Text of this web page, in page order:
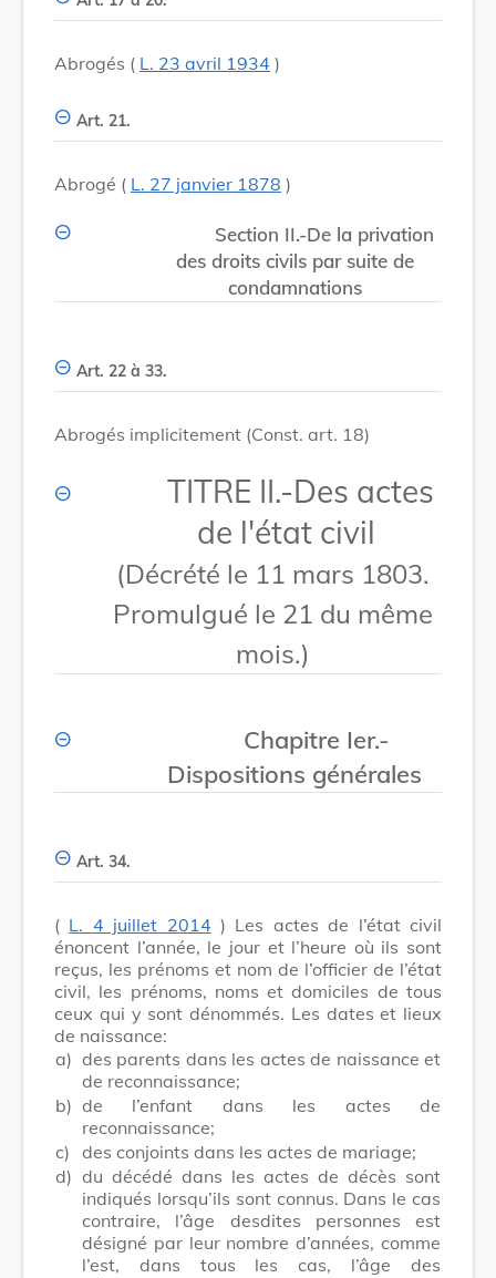
Abrogés ( L. 23 avril 1934 )
Art. 21.
Abrogé ( L. 27 janvier 1878 )
Section II.-De la privation
des droits civils par suite de
condamnations
Art. 22 à 33.
Abrogés implicitement (Const. art. 18)
TITRE II.-Des actes
de l'état civil
(Décrété le 11 mars 1803.
Promulgué le 21 du même
mois.)
Chapitre Ier.-
Dispositions générales
Art. 34.
( L. 4 juillet 2014 ) Les actes de l’état civil
énoncent l’année, le jour et l’heure où ils sont
reçus, les prénoms et nom de l’officier de l’état
civil, les prénoms, noms et domiciles de tous
ceux qui y sont dénommés. Les dates et lieux
de naissance:
a) des parents dans les actes de naissance et
de reconnaissance;
b) de l’enfant dans les actes de
reconnaissance;
c) des conjoints dans les actes de mariage;
d) du décédé dans les actes de décès sont
indiqués lorsqu’ils sont connus. Dans le cas
contraire, l’âge desdites personnes est
désigné par leur nombre d’années, comme
l’est, dans tous les cas, l’âge des